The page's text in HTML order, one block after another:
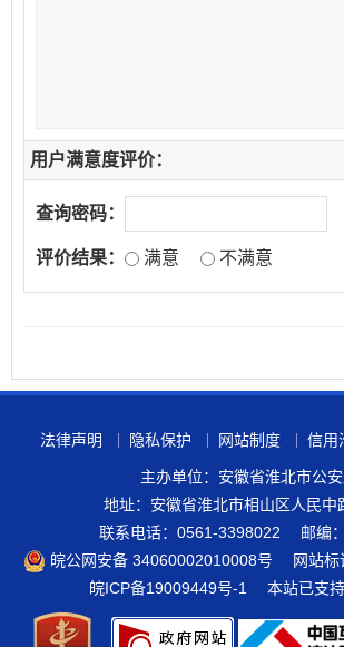
用户满意度评价：
查询密码：
评价结果： 满意 不满意
法律声明 隐私保护 网站制度 信用
主办单位：安徽省淮北市公
地址：安徽省淮北市相山区人民中
联系电话：0561-3398022
邮编
皖公网安备 34060002010008号
网站
皖ICP备19009449号-1
本站已支